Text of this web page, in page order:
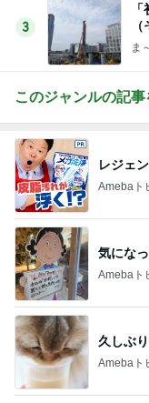
3
ま
このジャンルの記
レジェ
Amebaト
気にな
Amebaト
久しぶ
Amebaト